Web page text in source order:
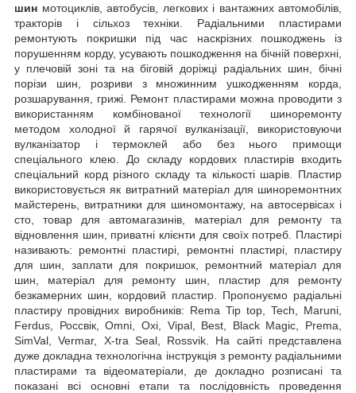
шин мотоциклів, автобусів, легкових і вантажних автомобілів,
тракторів і сільхоз техніки. Радіальними пластирами
ремонтують покришки під час наскрізних пошкоджень із
порушенням корду, усувають пошкодження на бічній поверхні,
у плечовій зоні та на біговій доріжці радіальних шин, бічні
порізи шин, розриви з множинним ушкодженням корда,
розшарування, грижі. Ремонт пластирами можна проводити з
використанням комбінованої технології шиноремонту
методом холодної й гарячої вулканізації, використовуючи
вулканізатор і термоклей або без нього примощи
спеціального клею. До складу кордових пластирів входить
спеціальний корд різного складу та кількості шарів. Пластир
використовується як витратний матеріал для шиноремонтних
майстерень, витратники для шиномонтажу, на автосервісах і
сто, товар для автомагазинів, матеріал для ремонту та
відновлення шин, приватні клієнти для своїх потреб. Пластирі
називають: ремонтні пластирі, ремонтні пластирі, пластиру
для шин, заплати для покришок, ремонтний матеріал для
шин, матеріал для ремонту шин, пластир для ремонту
безкамерних шин, кордовий пластир. Пропонуємо радіальні
пластиру провідних виробників: Rema Tip top, Tech, Maruni,
Ferdus, Россвік, Omni, Oxi, Vipal, Best, Black Magic, Prema,
SimVal, Vermar, X-tra Seal, Rossvik. На сайті представлена
дуже докладна технологічна інструкція з ремонту радіальними
пластирами та відеоматеріали, де докладно розписані та
показані всі основні етапи та послідовність проведення